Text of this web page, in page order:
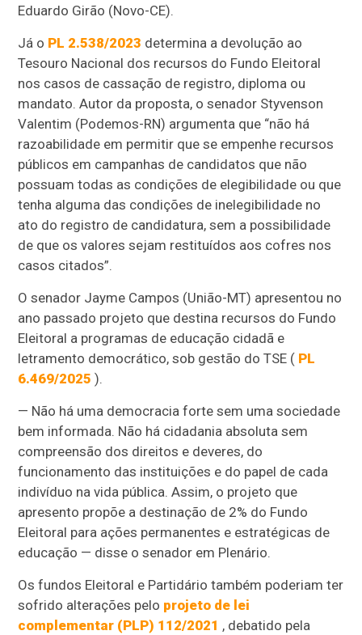
Eduardo Girão (Novo-CE).
Já o PL 2.538/2023 determina a devolução ao
Tesouro Nacional dos recursos do Fundo Eleitoral
nos casos de cassação de registro, diploma ou
mandato. Autor da proposta, o senador Styvenson
Valentim (Podemos-RN) argumenta que “não há
razoabilidade em permitir que se empenhe recursos
públicos em campanhas de candidatos que não
possuam todas as condições de elegibilidade ou que
tenha alguma das condições de inelegibilidade no
ato do registro de candidatura, sem a possibilidade
de que os valores sejam restituídos aos cofres nos
casos citados”.
O senador Jayme Campos (União-MT) apresentou no
ano passado projeto que destina recursos do Fundo
Eleitoral a programas de educação cidadã e
letramento democrático, sob gestão do TSE ( PL
6.469/2025 ).
— Não há uma democracia forte sem uma sociedade
bem informada. Não há cidadania absoluta sem
compreensão dos direitos e deveres, do
funcionamento das instituições e do papel de cada
indivíduo na vida pública. Assim, o projeto que
apresento propõe a destinação de 2% do Fundo
Eleitoral para ações permanentes e estratégicas de
educação — disse o senador em Plenário.
Os fundos Eleitoral e Partidário também poderiam ter
sofrido alterações pelo projeto de lei
complementar (PLP) 112/2021 , debatido pela